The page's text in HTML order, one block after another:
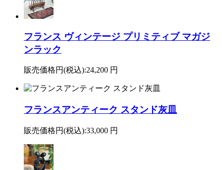
フランス ヴィンテージ プリミティブ マガジ
ンラック
販売価格円(税込):24,200 円
フランスアンティーク スタンド灰皿
販売価格円(税込):33,000 円